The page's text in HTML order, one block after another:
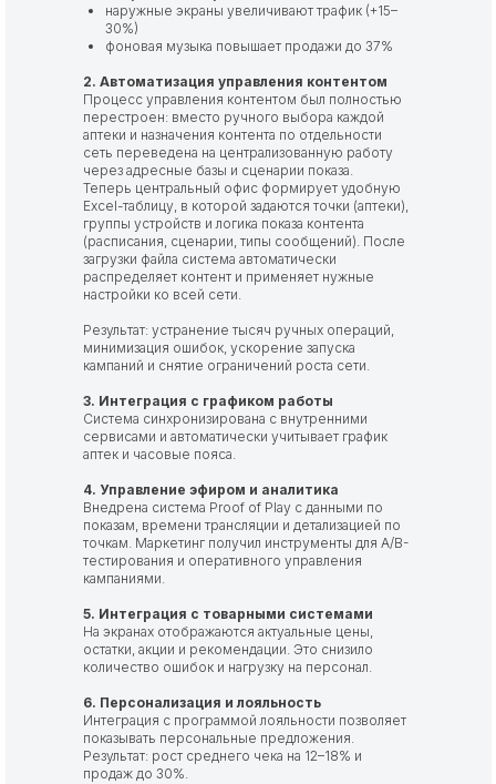
наружные экраны увеличивают трафик (+15–
30%)
фоновая музыка повышает продажи до 37%
2. Автоматизация управления контентом
Процесс управления контентом был полностью
перестроен: вместо ручного выбора каждой
аптеки и назначения контента по отдельности
сеть переведена на централизованную работу
через адресные базы и сценарии показа.
Теперь центральный офис формирует удобную
Excel-таблицу, в которой задаются точки (аптеки),
группы устройств и логика показа контента
(расписания, сценарии, типы сообщений). После
загрузки файла система автоматически
распределяет контент и применяет нужные
настройки ко всей сети.
Результат: устранение тысяч ручных операций,
минимизация ошибок, ускорение запуска
кампаний и снятие ограничений роста сети.
3. Интеграция с графиком работы
Система синхронизирована с внутренними
сервисами и автоматически учитывает график
аптек и часовые пояса.
4. Управление эфиром и аналитика
Внедрена система Proof of Play с данными по
показам, времени трансляции и детализацией по
точкам. Маркетинг получил инструменты для A/B-
тестирования и оперативного управления
кампаниями.
5. Интеграция с товарными системами
На экранах отображаются актуальные цены,
остатки, акции и рекомендации. Это снизило
количество ошибок и нагрузку на персонал.
6. Персонализация и лояльность
Интеграция с программой лояльности позволяет
показывать персональные предложения.
Результат: рост среднего чека на 12–18% и
продаж до 30%.